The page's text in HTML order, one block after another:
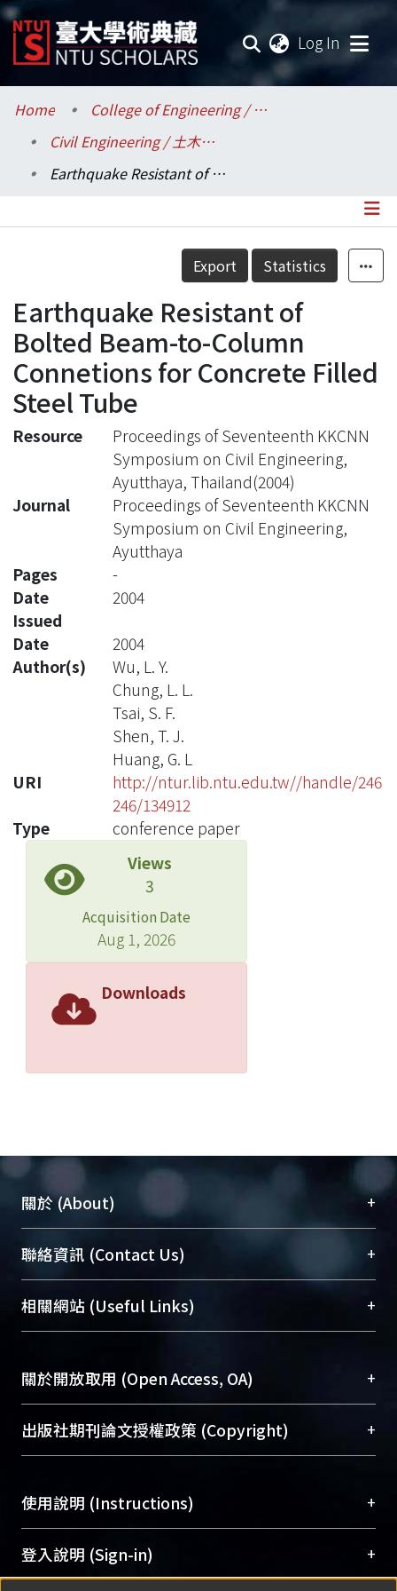
Log In
Communities & Collections
Research Outputs
Statistics
Home
College of Engineering / 工學院
Civil Engineering / 土木工程學系
Earthquake Resistant of Bolted Beam-to-Column Connetions for Concrete Filled Steel Tube
Details
Export Statistics
Earthquake Resistant of
Bolted Beam-to-Column
Connetions for Concrete Filled
Steel Tube
Resource
Proceedings of Seventeenth KKCNN
Symposium on Civil Engineering,
Ayutthaya, Thailand(2004)
Journal
Proceedings of Seventeenth KKCNN
Symposium on Civil Engineering,
Ayutthaya
Pages
-
Date
Issued
2004
Date
2004
Author(s)
Wu, L. Y.
Chung, L. L.
Tsai, S. F.
Shen, T. J.
Huang, G. L
URI
http://ntur.lib.ntu.edu.tw//handle/246
246/134912
Type
conference paper
Views
3
Acquisition Date
Aug 1, 2026
Downloads
關於 (About) +
臺大位居世界頂尖大學之列，為永久珍藏及向國際
展現本校豐碩的研究成果及學術能量，圖書館整合
機構典藏（NTUR）與學術庫（AH）不同功能平
台，成為臺大學術典藏NTU scholars。期能整合研
成果。
To permanently archive and promote researcher
profiles and scholarly works, Library integrates the
services of “NTU Repository” with “Academic
聯絡資訊 (Contact Us) +
總館學科館員(Main Library)
醫學圖書館學科館員(Medical Library)
Sciences Library)
相關網站 (Useful Links) +
關於開放取用 (Open Access, OA) +
開放取用是從使用者角度提升資訊取用性的社會運
動，應用在學術研究上是透過將研究著作公開供使
用逐年攀升。同時可加速研究發展、提升研究影響
Archive）平台。 （點選深入了解OA）
出版社期刊論文授權政策 (Copyright) +
含部分內容的版權非匯入者所有，或由第三方贊
助與合作完成，請確認該版權所有者及第三方同
意提供此授權。
Please represent that the submission is your
使用說明 (Instructions) +
網站簡介(Quickstart Guide)
使用手冊(Instruction Manual)
登入說明 (Sign-in) +